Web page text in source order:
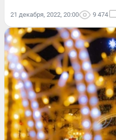
21 декабря, 2022, 20:00 9 474